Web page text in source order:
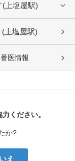
(上塩屋駅)
上塩屋駅)
医情報
ください。
か?
え